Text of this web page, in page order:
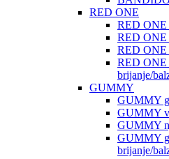
RED ONE
RED ONE
RED ONE
RED ONE
RED ONE
brijanje/
GUMMY
GUMMY
GUMMY
GUMMY
GUMMY
brijanje/